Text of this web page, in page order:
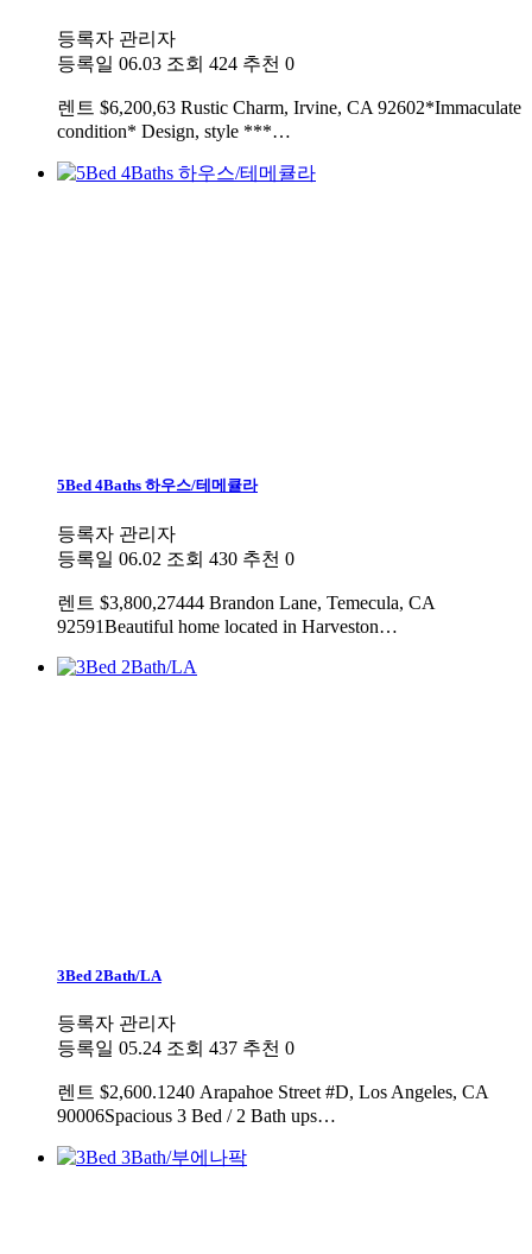
등록자 관리자
등록일 06.03 조회 424 추천 0
렌트 $6,200,63 Rustic Charm, Irvine, CA 92602*Immaculate
condition* Design, style ***…
5Bed 4Baths 하우스/테메큘라
등록자 관리자
등록일 06.02 조회 430 추천 0
렌트 $3,800,27444 Brandon Lane, Temecula, CA
92591Beautiful home located in Harveston…
3Bed 2Bath/LA
등록자 관리자
등록일 05.24 조회 437 추천 0
렌트 $2,600.1240 Arapahoe Street #D, Los Angeles, CA
90006Spacious 3 Bed / 2 Bath ups…